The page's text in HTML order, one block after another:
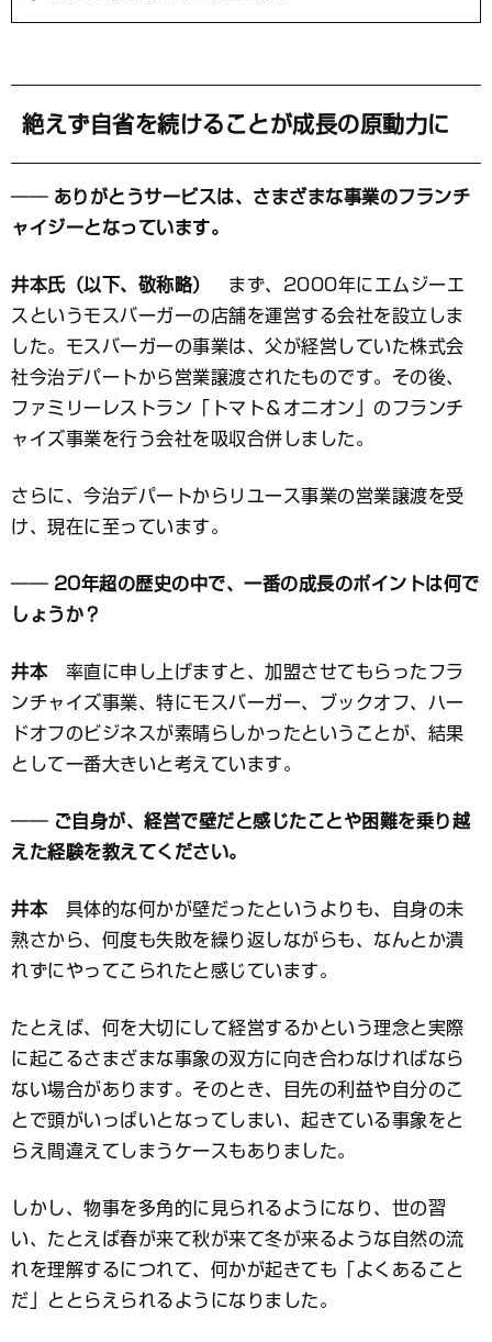
絶えず自省を続けることが成長の原動力に
── ありがとうサービスは、さまざまな事業のフランチ
ャイジーとなっています。
井本氏（以下、敬称略）
まず、2000年にエムジーエ
スというモスバーガーの店舗を運営する会社を設立しま
した。モスバーガーの事業は、父が経営していた株式会
社今治デパートから営業譲渡されたものです。その後、
ファミリーレストラン「トマト＆オニオン」のフランチ
ャイズ事業を行う会社を吸収合併しました。
さらに、今治デパートからリユース事業の営業譲渡を受
け、現在に至っています。
── 20年超の歴史の中で、一番の成長のポイントは何で
しょうか？
井本率直に申し上げますと、加盟させてもらったフラ
ンチャイズ事業、特にモスバーガー、ブックオフ、ハー
ドオフのビジネスが素晴らしかったということが、結果
として一番大きいと考えています。
── ご自身が、経営で壁だと感じたことや困難を乗り越
えた経験を教えてください。
井本具体的な何かが壁だったというよりも、自身の未
熟さから、何度も失敗を繰り返しながらも、なんとか潰
れずにやってこられたと感じています。
たとえば、何を大切にして経営するかという理念と実際
に起こるさまざまな事象の双方に向き合わなければなら
ない場合があります。そのとき、目先の利益や自分のこ
とで頭がいっぱいとなってしまい、起きている事象をと
らえ間違えてしまうケースもありました。
しかし、物事を多角的に見られるようになり、世の習
い、たとえば春が来て秋が来て冬が来るような自然の流
れを理解するにつれて、何かが起きても「よくあること
だ」ととらえられるようになりました。